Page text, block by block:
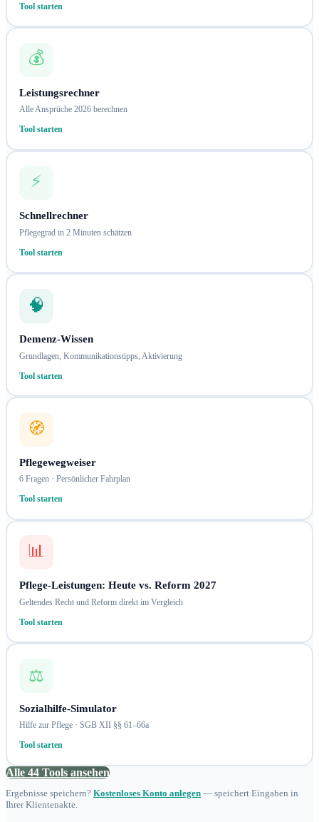
Tool starten
💰
Leistungsrechner
Alle Ansprüche 2026 berechnen
Tool starten
⚡
Schnellrechner
Pflegegrad in 2 Minuten schätzen
Tool starten
🧠
Demenz-Wissen
Grundlagen, Kommunikationstipps, Aktivierung
Tool starten
🧭
Pflegewegweiser
6 Fragen · Persönlicher Fahrplan
Tool starten
📊
Pflege-Leistungen: Heute vs. Reform 2027
Geltendes Recht und Reform direkt im Vergleich
Tool starten
⚖️
Sozialhilfe-Simulator
Hilfe zur Pflege · SGB XII §§ 61–66a
Tool starten
Alle 44 Tools ansehen
Ergebnisse speichern? Kostenloses Konto anlegen — speichert Eingaben in
Ihrer Klientenakte.